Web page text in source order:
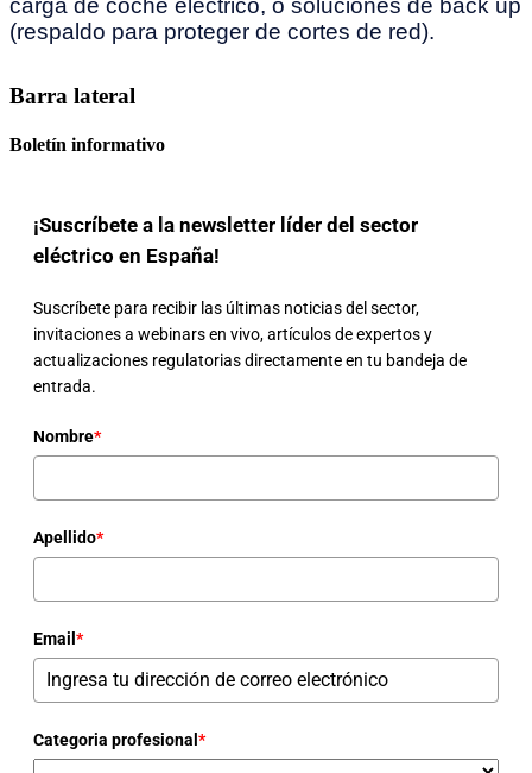
carga de coche eléctrico, o soluciones de back up
(respaldo para proteger de cortes de red).
Barra lateral
Boletín informativo
¡Suscríbete a la newsletter líder del sector
eléctrico en España!
Suscríbete para recibir las últimas noticias del sector,
invitaciones a webinars en vivo, artículos de expertos y
actualizaciones regulatorias directamente en tu bandeja de
entrada.
Nombre*
Apellido*
Email *
Categoria profesional *